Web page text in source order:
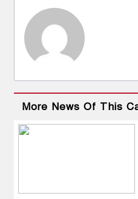
More News Of This